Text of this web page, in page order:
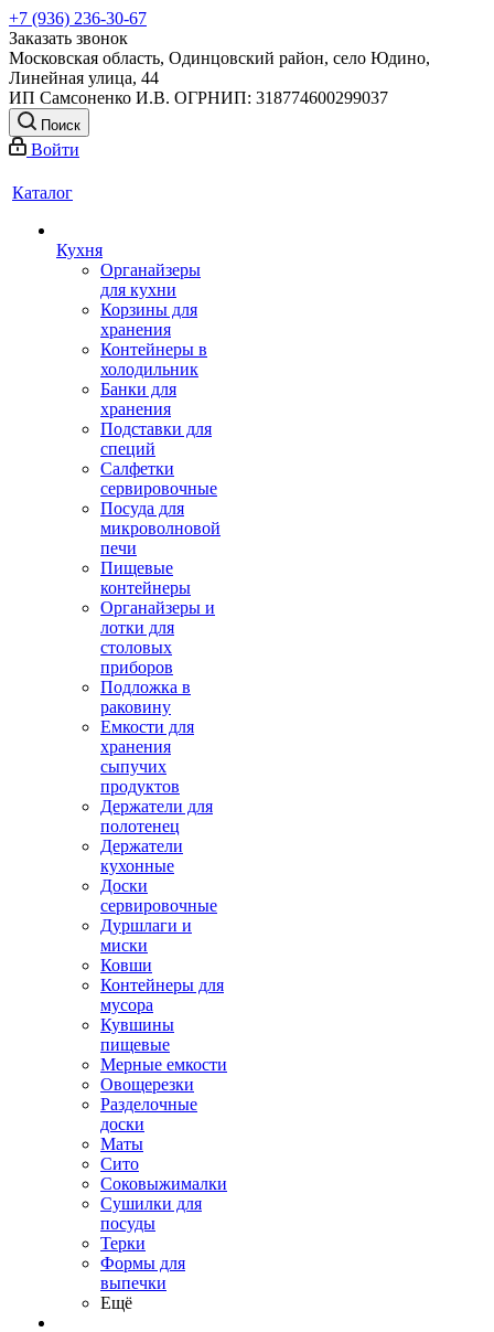
+7 (936) 236-30-67
Заказать звонок
Московская область, Одинцовский район, село Юдино,
Линейная улица, 44
ИП Самсоненко И.В. ОГРНИП: 318774600299037
Поиск
Войти
Каталог
Кухня
Органайзеры
для кухни
Корзины для
хранения
Контейнеры в
холодильник
Банки для
хранения
Подставки для
специй
Салфетки
сервировочные
Посуда для
микроволновой
печи
Пищевые
контейнеры
Органайзеры и
лотки для
столовых
приборов
Подложка в
раковину
Емкости для
хранения
сыпучих
продуктов
Держатели для
полотенец
Держатели
кухонные
Доски
сервировочные
Дуршлаги и
миски
Ковши
Контейнеры для
мусора
Кувшины
пищевые
Мерные емкости
Овощерезки
Разделочные
доски
Маты
Сито
Соковыжималки
Сушилки для
посуды
Терки
Формы для
выпечки
Ещё